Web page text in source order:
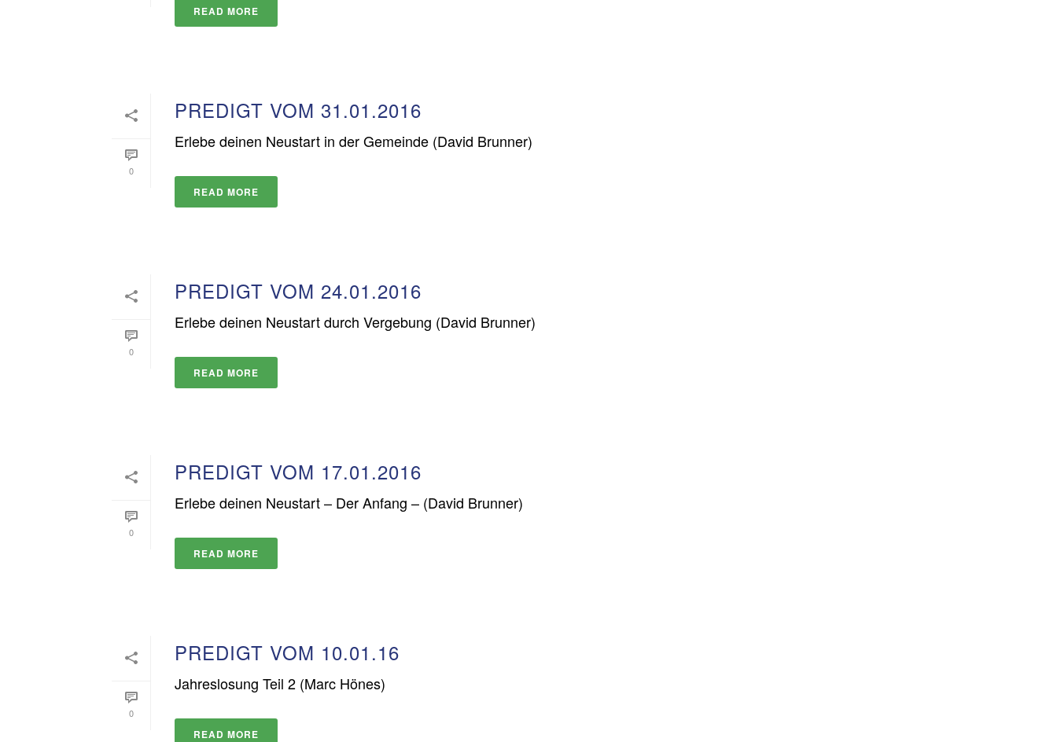
READ MORE
0
PREDIGT VOM 31.01.2016
Erlebe deinen Neustart in der Gemeinde (David Brunner)
READ MORE
0
PREDIGT VOM 24.01.2016
Erlebe deinen Neustart durch Vergebung (David Brunner)
READ MORE
0
PREDIGT VOM 17.01.2016
Erlebe deinen Neustart – Der Anfang – (David Brunner)
READ MORE
0
PREDIGT VOM 10.01.16
Jahreslosung Teil 2 (Marc Hönes)
READ MORE